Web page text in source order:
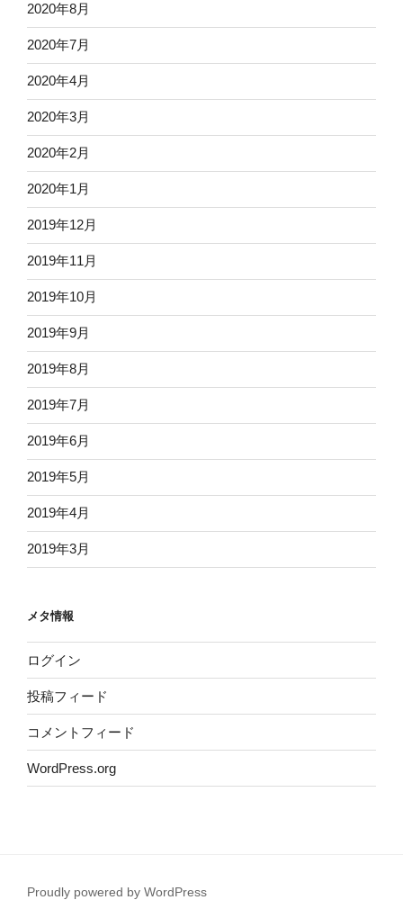
2020年8月
2020年7月
2020年4月
2020年3月
2020年2月
2020年1月
2019年12月
2019年11月
2019年10月
2019年9月
2019年8月
2019年7月
2019年6月
2019年5月
2019年4月
2019年3月
メタ情報
ログイン
投稿フィード
コメントフィード
WordPress.org
Proudly powered by WordPress